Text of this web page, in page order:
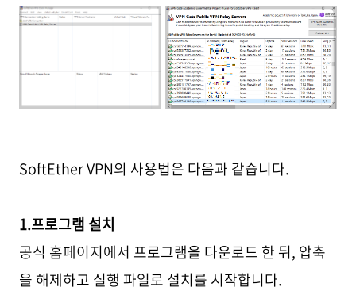
SoftEther VPN의 사용법은 다음과 같습니다.
1.프로그램 설치
공식 홈페이지에서 프로그램을 다운로드 한 뒤, 압축
을 해제하고 실행 파일로 설치를 시작합니다.